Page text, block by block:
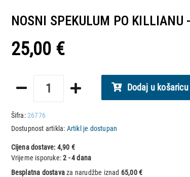
NOSNI SPEKULUM PO
25,00 €
Dodaj u košaricu
Šifra:26776
Dostupnost artikla: Artikl je dostupan
Cijena dostave: 4,90 €
Vrijeme isporuke:2 - 4 dana
Besplatna dostavaza narudžbe iznad 65,00 €